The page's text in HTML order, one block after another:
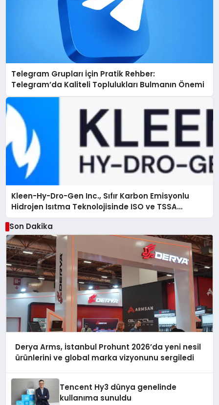
Telegram Grupları İçin Pratik Rehber:
Telegram’da Kaliteli Toplulukları Bulmanın Önemi
Kleen-Hy-Dro-Gen Inc., Sıfır Karbon Emisyonlu
Hidrojen Isıtma Teknolojisinde ISO ve TSSA
Düzenleyici Onaylarını Aldı
Son Dakika
Derya Arms, İstanbul Prohunt 2026’da yeni nesil
ürünlerini ve global marka vizyonunu sergiledi
Tencent Hy3 dünya genelinde
kullanıma sunuldu